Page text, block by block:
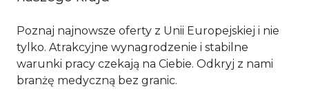
Poznaj najnowsze oferty z Unii Europejskiej i nie
tylko. Atrakcyjne wynagrodzenie i stabilne
warunki pracy czekają na Ciebie. Odkryj z nami
branżę medyczną bez granic.